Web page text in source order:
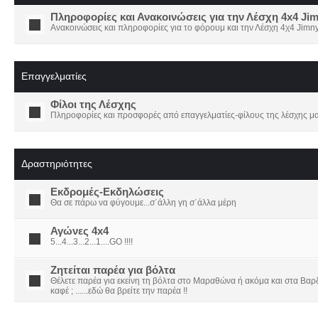
Πληροφορίες και Ανακοινώσεις για την Λέσχη 4x4
Ανακοινώσεις και πληροφορίες για το φόρουμ και την Λέσχη 4χ4
Επαγγελματίες
Φίλοι της Λέσχης
Πληροφορίες και προσφορές από επαγγελματίες-φίλους της λέσχης
Δραστηριότητες
Εκδρομές-Εκδηλώσεις
Θα σε πάρω να φύγουμε...σ΄άλλη γη σ΄άλλα μέρη
Αγώνες 4x4
5...4...3...2...1....GO !!!!
Ζητείται παρέα για βόλτα
Θέλετε παρέα για εκείνη τη βόλτα στο Μαραθώνα ή ακόμα και στα
καφέ ; ......εδώ θα βρείτε την παρέα !!